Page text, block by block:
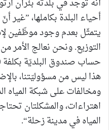
أحياء البلدة بكاملها، ”غير
يتمثّل بعدم وجود موظّفين
التوزيع. ونحن نعالج
هذا ليس من مسؤوليّتنا،
ومخالفات على شبكة المياه
اهتراءات، والمشكلتان
المياه في مدينة زحلة“.